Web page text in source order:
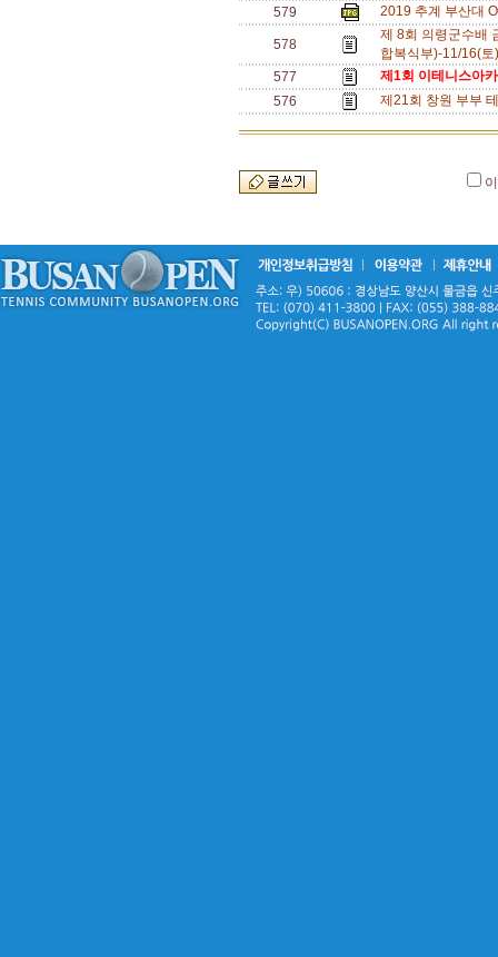
579
2019 추계 부산대
578
제 8회 의령군수배
합복식부)-11/16(
577
제1회 이테니스아
576
제21회 창원 부부